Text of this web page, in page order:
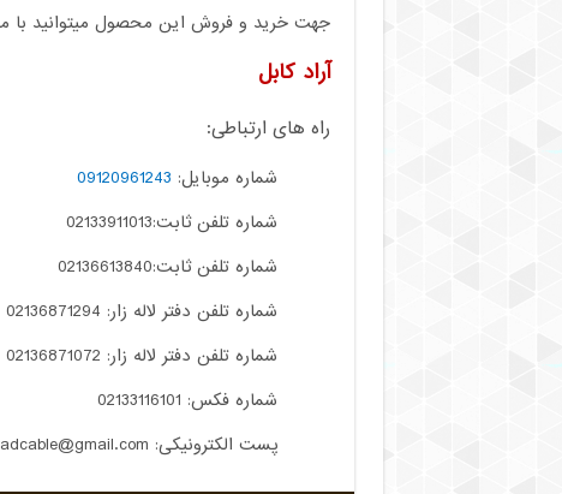
جهت خرید و فروش این محصول میتوانید با ما
آراد کابل
راه های ارتباطی:
شماره موبایل: 09120961243
شماره تلفن ثابت:02133911013
شماره تلفن ثابت:02136613840
شماره تلفن دفتر لاله زار: 02136871294
شماره تلفن دفتر لاله زار: 02136871072
شماره فکس: 02133116101
پست الکترونیکی: aradcable@gmail.com